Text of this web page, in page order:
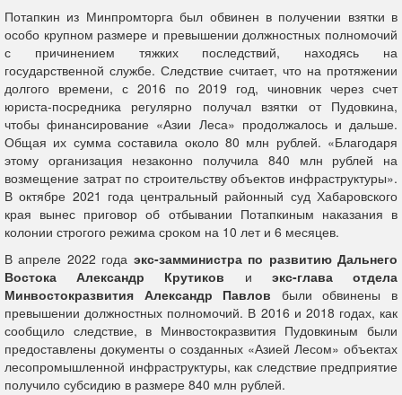
Потапкин из Минпромторга был обвинен в получении взятки в
особо крупном размере и превышении должностных полномочий
с причинением тяжких последствий, находясь на
государственной службе. Следствие считает, что на протяжении
долгого времени, с 2016 по 2019 год, чиновник через счет
юриста-посредника регулярно получал взятки от Пудовкина,
чтобы финансирование «Азии Леса» продолжалось и дальше.
Общая их сумма составила около 80 млн рублей. «Благодаря
этому организация незаконно получила 840 млн рублей на
возмещение затрат по строительству объектов инфраструктуры».
В октябре 2021 года центральный районный суд Хабаровского
края вынес приговор об отбывании Потапкиным наказания в
колонии строгого режима сроком на 10 лет и 6 месяцев.
В апреле 2022 года экс-замминистра по развитию Дальнего
Востока Александр Крутиков и экс-глава отдела
Минвостокразвития Александр Павлов были обвинены в
превышении должностных полномочий. В 2016 и 2018 годах, как
сообщило следствие, в Минвостокразвития Пудовкиным были
предоставлены документы о созданных «Азией Лесом» объектах
лесопромышленной инфраструктуры, как следствие предприятие
получило субсидию в размере 840 млн рублей.